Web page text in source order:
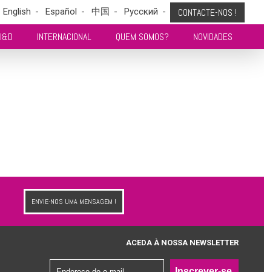
CONTACTE-NOS !
English Español 中国 Pусский
I&D INTERNACIONAL QUEM SOMOS? NOVIDADES
ENVIE-NOS UMA MENSAGEM !
ACEDA À NOSSA NEWSLETTER